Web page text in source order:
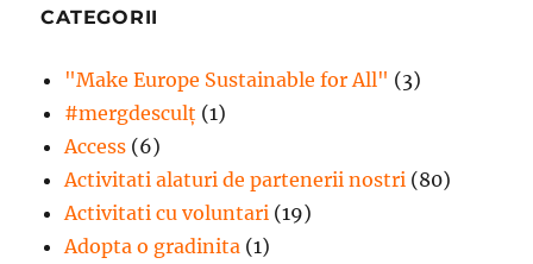
CATEGORII
"Make Europe Sustainable for All" (3)
#mergdesculţ (1)
Access (6)
Activitati alaturi de partenerii nostri (80)
Activitati cu voluntari (19)
Adopta o gradinita (1)